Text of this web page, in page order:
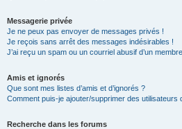
Messagerie privée
Je ne peux pas envoyer de messages privés !
Je reçois sans arrêt des messages indésirables !
J’ai reçu un spam ou un courriel abusif d’un
Amis et ignorés
Que sont mes listes d’amis et d’ignorés ?
Comment puis-je ajouter/supprimer des utilisateurs
Recherche dans les forums